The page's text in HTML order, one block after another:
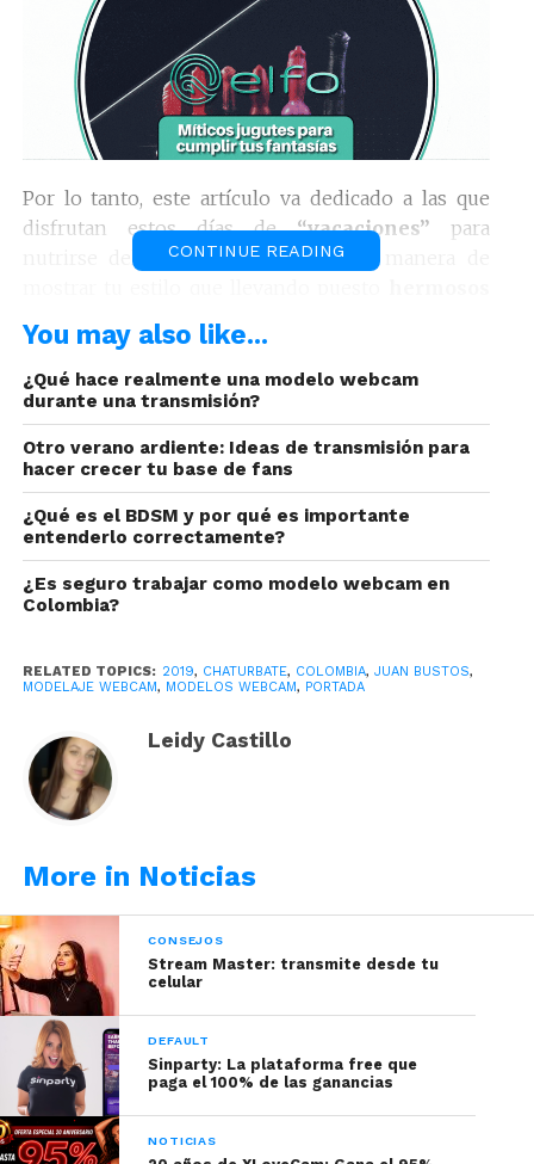
Por lo tanto, este artículo va dedicado a las que
disfrutan estos días de“vacaciones” para
nutrirse del aire libre; y qué mejor manera de
sus diseños, texturas y versatilidad.
Ser sensual es cuestión de
técnica
Se relaciona casi siempre en el campo sexual,
pero se puede seducir para conseguir un mejor
empleo, un ascenso o proyecto.
Así es, en la actualidad un traje de baño va de la
mano delos famosos Bodys,esos que puedes
combinar con jeans o shorts, pero de cualquier
manera, siempre estarás acorde a la ocasión.
CONTINUE READING
You may also like...
¿Qué hace realmente una modelo webcam
durante una transmisión?
Otro verano ardiente: Ideas de transmisión para
hacer crecer tu base de fans
¿Qué es el BDSM y por qué es importante
entenderlo correctamente?
¿Es seguro trabajar como modelo webcam en
Colombia?
RELATED TOPICS: 2019, CHATURBATE, COLOMBIA, JUAN BUSTOS,
MODELAJE WEBCAM, MODELOS WEBCAM, PORTADA
Leidy Castillo
More in Noticias
CONSEJOS
Stream Master: transmite desde tu
celular
DEFAULT
Sinparty: La plataforma free que
paga el 100% de las ganancias
NOTICIAS